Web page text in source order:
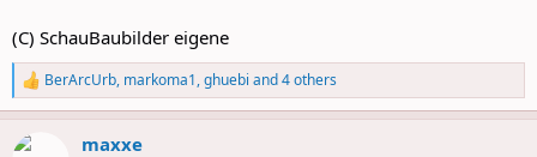
(C) SchauBaubilder eigene
R
e
a
c
BerArcUrb, markoma1,ghuebi and 4 others
maxxe